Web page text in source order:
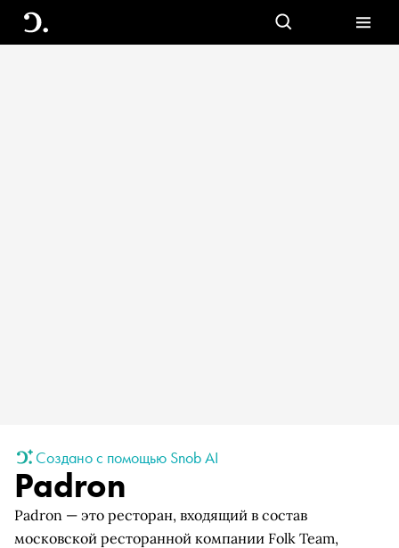
Создано с помощью Snob AI
Padron
Padron — это ресторан, входящий в состав
московской ресторанной компании Folk Team,